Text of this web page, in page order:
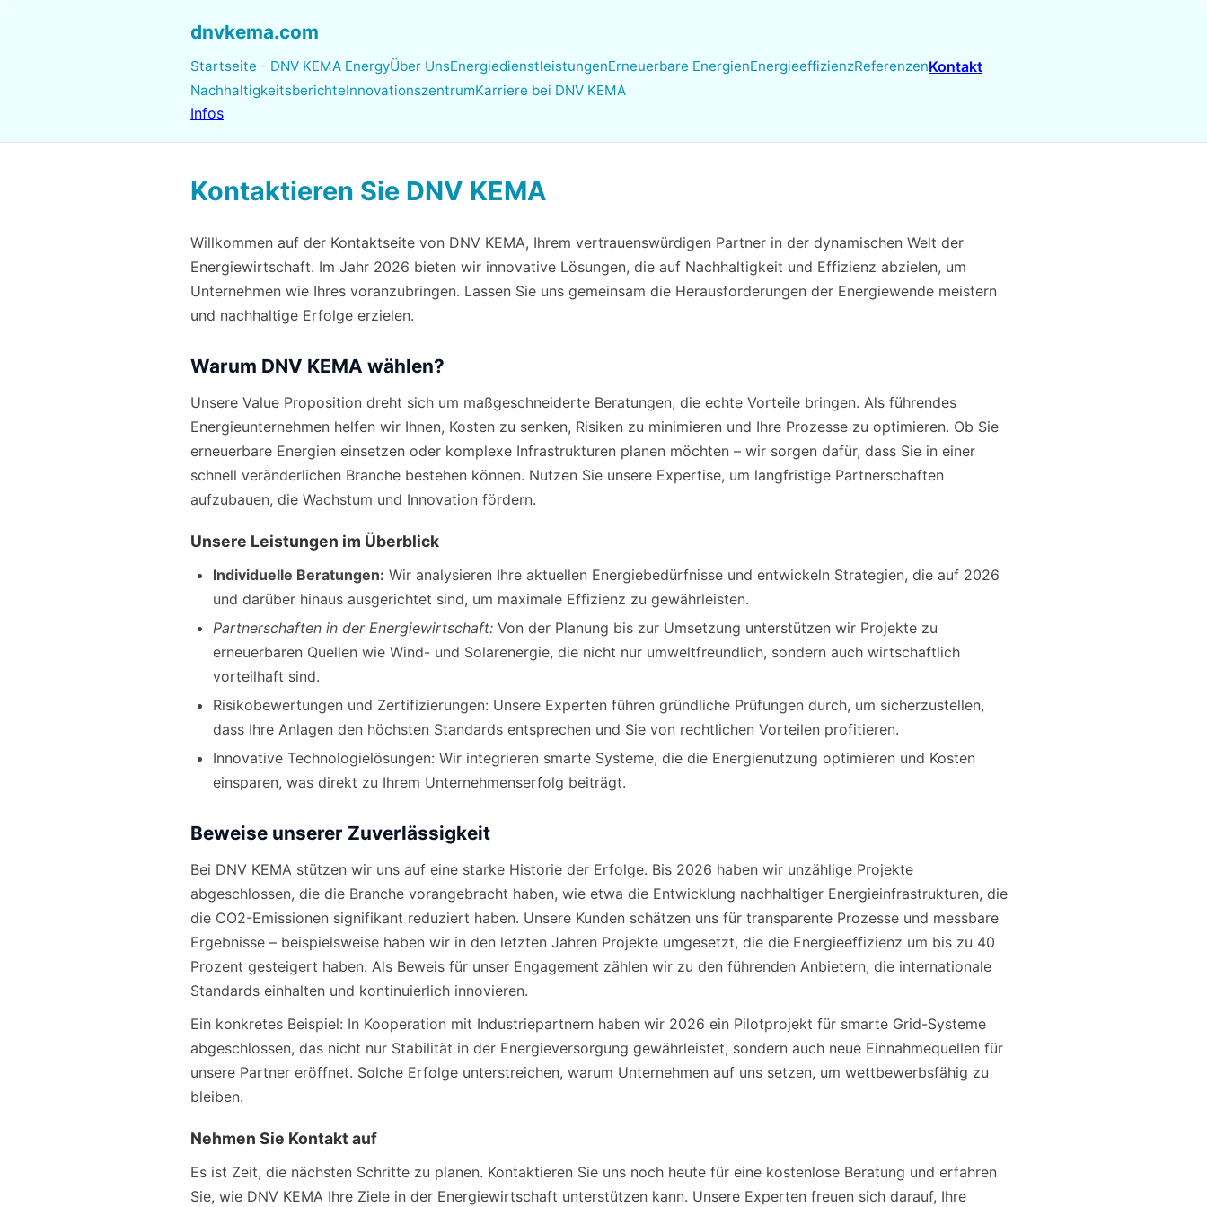
dnvkema.com
Startseite - DNV KEMA EnergyÜber UnsEnergiedienstleistungenErneuerbare EnergienEnergieeffizienzReferenzenKontakt
NachhaltigkeitsberichteInnovationszentrumKarriere bei DNV KEMA
Infos
Kontaktieren Sie DNV KEMA
Willkommen auf der Kontaktseite von DNV KEMA, Ihrem vertrauenswürdigen Partner in der dynamischen Welt der
Energiewirtschaft. Im Jahr 2026 bieten wir innovative Lösungen, die auf Nachhaltigkeit und Effizienz abzielen, um
Unternehmen wie Ihres voranzubringen. Lassen Sie uns gemeinsam die Herausforderungen der Energiewende meistern
und nachhaltige Erfolge erzielen.
Warum DNV KEMA wählen?
Unsere Value Proposition dreht sich um maßgeschneiderte Beratungen, die echte Vorteile bringen. Als führendes
Energieunternehmen helfen wir Ihnen, Kosten zu senken, Risiken zu minimieren und Ihre Prozesse zu optimieren. Ob Sie
erneuerbare Energien einsetzen oder komplexe Infrastrukturen planen möchten – wir sorgen dafür, dass Sie in einer
schnell veränderlichen Branche bestehen können. Nutzen Sie unsere Expertise, um langfristige Partnerschaften
aufzubauen, die Wachstum und Innovation fördern.
Unsere Leistungen im Überblick
Individuelle Beratungen: Wir analysieren Ihre aktuellen Energiebedürfnisse und entwickeln Strategien, die auf 2026
und darüber hinaus ausgerichtet sind, um maximale Effizienz zu gewährleisten.
Partnerschaften in der Energiewirtschaft: Von der Planung bis zur Umsetzung unterstützen wir Projekte zu
erneuerbaren Quellen wie Wind- und Solarenergie, die nicht nur umweltfreundlich, sondern auch wirtschaftlich
vorteilhaft sind.
Risikobewertungen und Zertifizierungen: Unsere Experten führen gründliche Prüfungen durch, um sicherzustellen,
dass Ihre Anlagen den höchsten Standards entsprechen und Sie von rechtlichen Vorteilen profitieren.
Innovative Technologielösungen: Wir integrieren smarte Systeme, die die Energienutzung optimieren und Kosten
einsparen, was direkt zu Ihrem Unternehmenserfolg beiträgt.
Beweise unserer Zuverlässigkeit
Bei DNV KEMA stützen wir uns auf eine starke Historie der Erfolge. Bis 2026 haben wir unzählige Projekte
abgeschlossen, die die Branche vorangebracht haben, wie etwa die Entwicklung nachhaltiger Energieinfrastrukturen, die
die CO2-Emissionen signifikant reduziert haben. Unsere Kunden schätzen uns für transparente Prozesse und messbare
Ergebnisse – beispielsweise haben wir in den letzten Jahren Projekte umgesetzt, die die Energieeffizienz um bis zu 40
Prozent gesteigert haben. Als Beweis für unser Engagement zählen wir zu den führenden Anbietern, die internationale
Standards einhalten und kontinuierlich innovieren.
Ein konkretes Beispiel: In Kooperation mit Industriepartnern haben wir 2026 ein Pilotprojekt für smarte Grid-Systeme
abgeschlossen, das nicht nur Stabilität in der Energieversorgung gewährleistet, sondern auch neue Einnahmequellen für
unsere Partner eröffnet. Solche Erfolge unterstreichen, warum Unternehmen auf uns setzen, um wettbewerbsfähig zu
bleiben.
Nehmen Sie Kontakt auf
Es ist Zeit, die nächsten Schritte zu planen. Kontaktieren Sie uns noch heute für eine kostenlose Beratung und erfahren
Sie, wie DNV KEMA Ihre Ziele in der Energiewirtschaft unterstützen kann. Unsere Experten freuen sich darauf, Ihre